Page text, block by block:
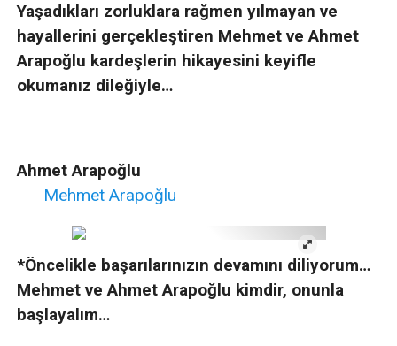
Yaşadıkları zorluklara rağmen yılmayan ve
hayallerini gerçekleştiren Mehmet ve Ahmet
Arapoğlu kardeşlerin hikayesini keyifle
okumanız dileğiyle…
Ahmet Arapoğlu
Mehmet Arapoğlu
*Öncelikle başarılarınızın devamını diliyorum…
Mehmet ve Ahmet Arapoğlu kimdir, onunla
başlayalım…